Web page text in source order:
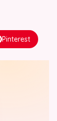
Pinterest